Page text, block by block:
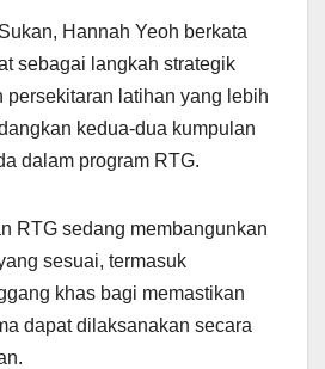
Hannah Yeoh berkata
sebagai langkah strategik
persekitaran latihan yang lebih
kedua-dua kumpulan
dalam program RTG.
RTG sedang membangunkan
sesuai, termasuk
khas bagi memastikan
dapat dilaksanakan secara